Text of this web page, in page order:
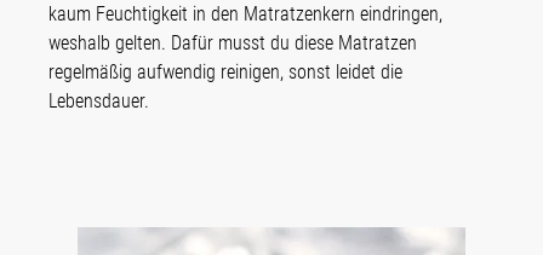
kaum Feuchtigkeit in den Matratzenkern eindringen,
weshalb gelten. Dafür musst du diese Matratzen
regelmäßig aufwendig reinigen, sonst leidet die
Lebensdauer.